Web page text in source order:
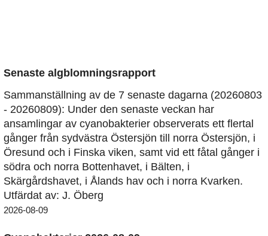
Senaste algblomningsrapport
Sammanställning av de 7 senaste dagarna (20260803
- 20260809): Under den senaste veckan har
ansamlingar av cyanobakterier observerats ett flertal
gånger från sydvästra Östersjön till norra Östersjön, i
Öresund och i Finska viken, samt vid ett fåtal gånger i
södra och norra Bottenhavet, i Bälten, i
Skärgårdshavet, i Ålands hav och i norra Kvarken.
Utfärdat av: J. Öberg
2026-08-09